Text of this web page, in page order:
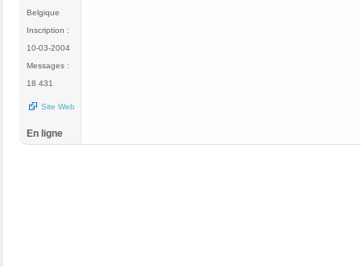
Belgique
Inscription :
10-03-2004
Messages :
18 431
Site Web
En ligne